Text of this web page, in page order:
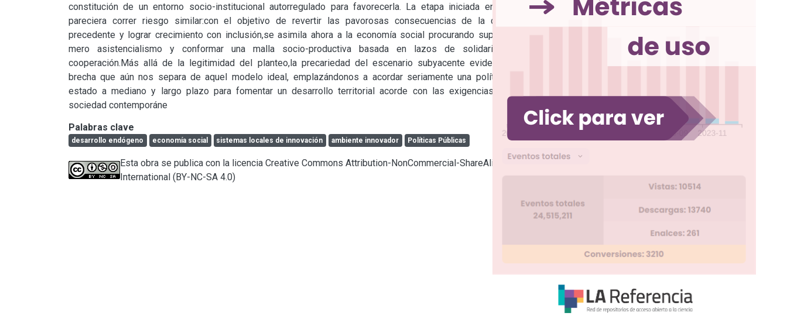
constitución de un entorno socio-institucional autorregulado para favorecerla. La etapa iniciada en 2003
pareciera correr riesgo similar:con el objetivo de revertir las pavorosas consecuencias de la década
precedente y lograr crecimiento con inclusión,se asimila ahora a la economía social procurando superar el
mero asistencialismo y conformar una malla socio-productiva basada en lazos de solidaridad y
cooperación.Más allá de la legitimidad del planteo,la precariedad del escenario subyacente evidencia la
brecha que aún nos separa de aquel modelo ideal, emplazándonos a acordar seriamente una política de
estado a mediano y largo plazo para fomentar un desarrollo territorial acorde con las exigencias de la
sociedad contemporáne
Palabras clave
desarrollo endógeno economía social sistemas locales de innovación ambiente innovador Políticas Públicas
Esta obra se publica con la licencia Creative Commons Attribution-NonCommercial-ShareAlike 4.0
International (BY-NC-SA 4.0)